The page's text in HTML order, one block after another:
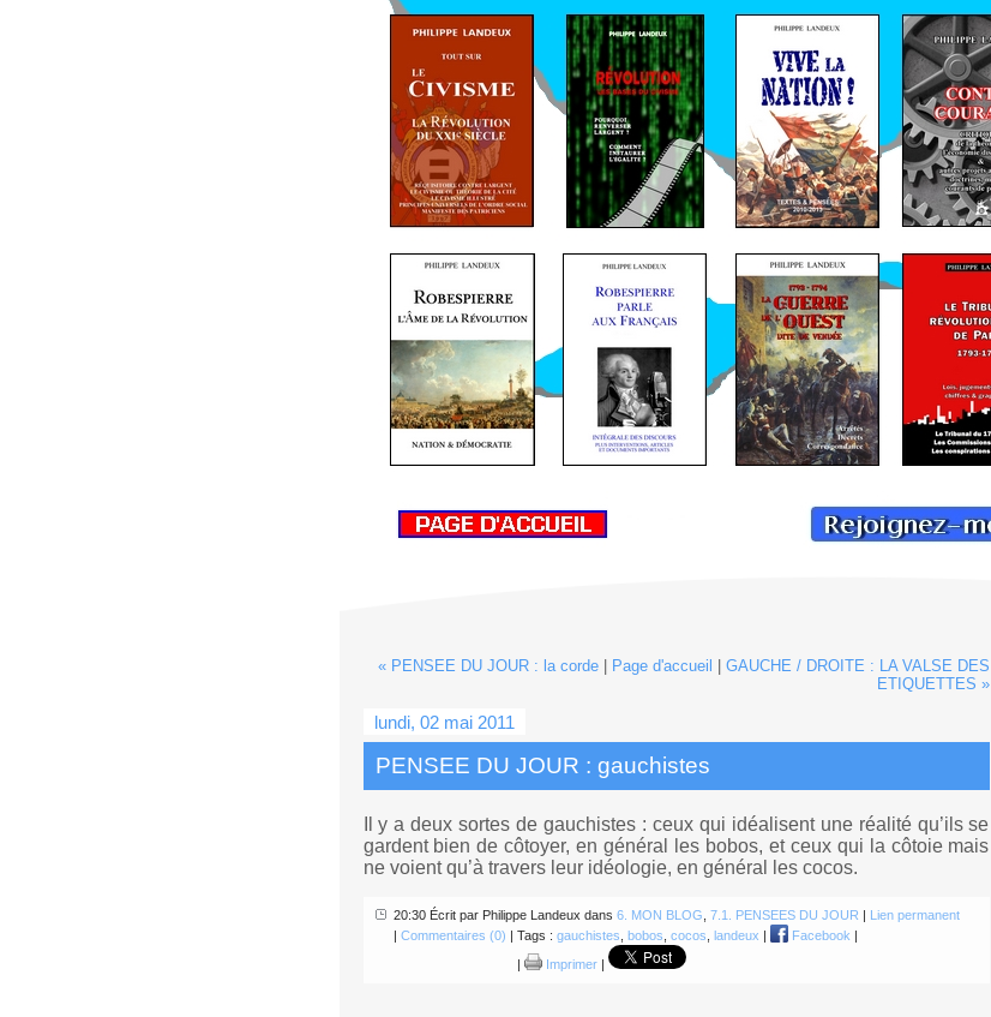
« PENSEE DU JOUR : la corde| Page d'accueil
GAUCHE / DROITE : LA VALSE DES
ETIQUETTES »
lundi, 02 mai 2011
PENSEE DU JOUR : gauchistes
Il y a deux sortes de gauchistes : ceux qui idéalisent une réalité qu’ils se
gardent bien de côtoyer, en général les bobos, et ceux qui la côtoie mais
ne voient qu’à travers leur idéologie, en général les cocos.
20:30 Écrit par Philippe Landeux dans 6. MON BLOG 7.1. PENSEES DU JOUR | Lien permanent
| Commentaires (0) | Tags : gauchistes bobos cocos landeux | Facebook |
|
Imprimer|